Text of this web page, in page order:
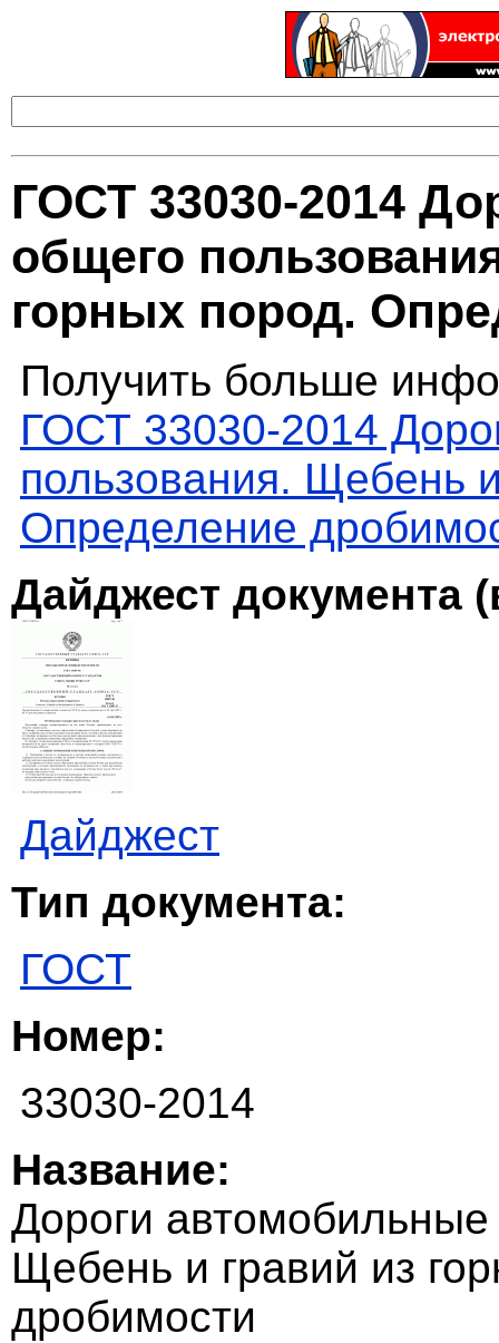
ГОСТ 33030-2014
общего
горных пород.
Получить больше
ГОСТ 33030-2014
пользования. Щебень
Определение
Дайджест документа
Дайджест
Тип документа:
ГОСТ
Номер:
33030-2014
Название:
Дороги
Щебень и гравий из
дробимости